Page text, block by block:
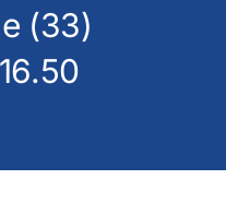
(33)